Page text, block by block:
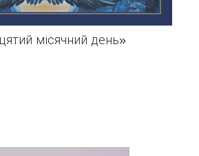
місячний день»